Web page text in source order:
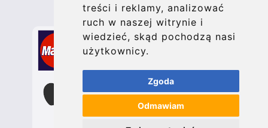
treści i reklamy, analizować
ruch w naszej witrynie i
wiedzieć, skąd pochodzą nasi
użytkownicy.
Zgoda
Odmawiam
Secure Payment with STRIPE